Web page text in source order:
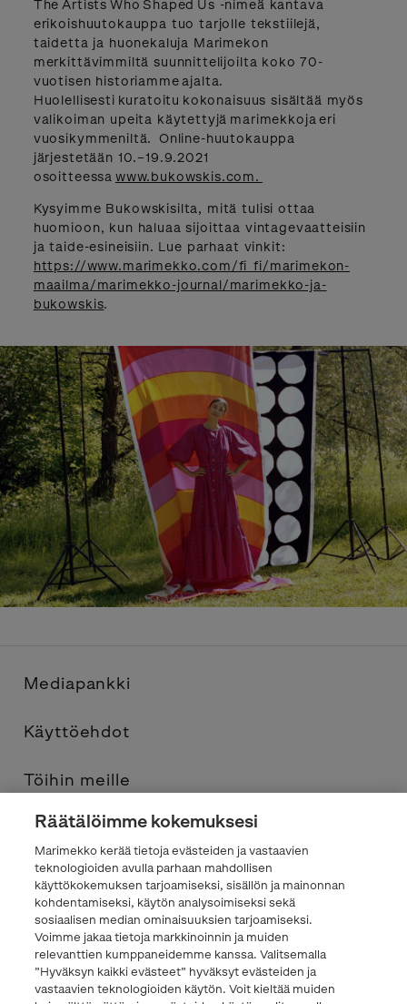
The Artists Who Shaped Us -nimeä kantava
erikoishuutokauppa tuo tarjolle tekstiilejä,
taidetta ja huonekaluja Marimekon
merkittävimmiltä suunnittelijoilta koko 70-
vuotisen historiamme ajalta.
Huolellisesti kuratoitu kokonaisuus sisältää myös
valikoiman upeita käytettyjä marimekkoja eri
vuosikymmeniltä. Online-huutokauppa
järjestetään 10.–19.9.2021
osoitteessa www.bukowskis.com.
Kysyimme Bukowskisilta, mitä tulisi ottaa
huomioon, kun haluaa sijoittaa vintagevaatteisiin
ja taide-esineisiin. Lue parhaat vinkit:
https://www.marimekko.com/fi_fi/marimekon-
maailma/marimekko-journal/marimekko-ja-
bukowskis.
Mediapankki
Käyttöehdot
Töihin meille
Yhteystiedot
Tietosuojaseloste
Marimekko.com
Räätälöimme kokemuksesi
Marimekko kerää tietoja evästeiden ja vastaavien
teknologioiden avulla parhaan mahdollisen
käyttökokemuksen tarjoamiseksi, sisällön ja mainonnan
kohdentamiseksi, käytön analysoimiseksi sekä
sosiaalisen median ominaisuuksien tarjoamiseksi.
Voimme jakaa tietoja markkinoinnin ja muiden
relevanttien kumppaneidemme kanssa. Valitsemalla
”Hyväksyn kaikki evästeet” hyväksyt evästeiden ja
vastaavien teknologioiden käytön. Voit kieltää muiden